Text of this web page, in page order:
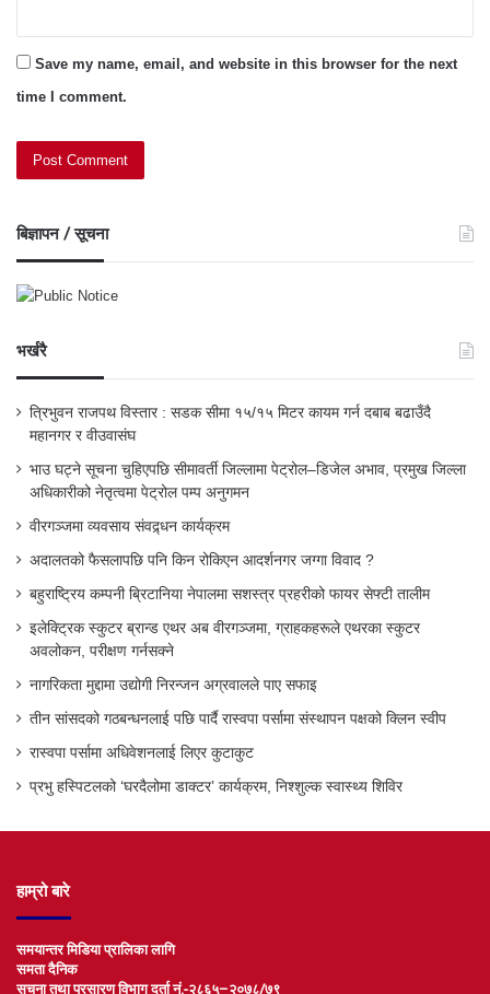
Save my name, email, and website in this browser for the next
time I comment.
बिज्ञापन / सूचना
भर्खरै
त्रिभुवन राजपथ विस्तार : सडक सीमा १५/१५ मिटर कायम गर्न दबाब बढाउँदै
महानगर र वीउवासंघ
भाउ घट्ने सूचना चुहिएपछि सीमावर्ती जिल्लामा पेट्रोल–डिजेल अभाव, प्रमुख जिल्ला
अधिकारीको नेतृत्वमा पेट्रोल पम्प अनुगमन
वीरगञ्जमा व्यवसाय संवद्र्धन कार्यक्रम
अदालतको फैसलापछि पनि किन रोकिएन आदर्शनगर जग्गा विवाद ?
बहुराष्ट्रिय कम्पनी ब्रिटानिया नेपालमा सशस्त्र प्रहरीको फायर सेफ्टी तालीम
इलेक्ट्रिक स्कुटर ब्रान्ड एथर अब वीरगञ्जमा, ग्राहकहरूले एथरका स्कुटर
अवलोकन, परीक्षण गर्नसक्ने
नागरिकता मुद्दामा उद्योगी निरन्जन अग्रवालले पाए सफाइ
तीन सांसदको गठबन्धनलाई पछि पार्दै रास्वपा पर्सामा संस्थापन पक्षको क्लिन स्वीप
रास्वपा पर्सामा अधिवेशनलाई लिएर कुटाकुट
प्रभु हस्पिटलको ‘घरदैलोमा डाक्टर’ कार्यक्रम, निश्शुल्क स्वास्थ्य शिविर
हाम्रो बारे
समयान्तर मिडिया प्रालिका लागि
समता दैनिक
सूचना तथा प्रसारण विभाग दर्ता नं.-२८६५–२०७८/७९